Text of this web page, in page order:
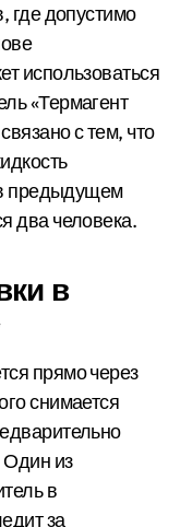
где допустимо
использоваться
«Термагент
с тем, что
в предыдущем
два человека.
в
прямо через
снимается
Один из
в
за